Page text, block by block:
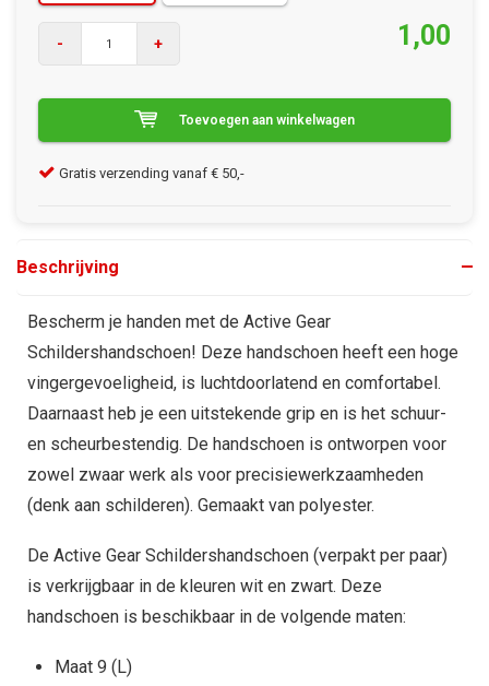
- + 1,00
Toevoegen aan winkelwagen
Gratis verzending vanaf € 50,-
Beschrijving
Bescherm je handen met de Active Gear
Schildershandschoen! Deze handschoen heeft een hoge
vingergevoeligheid, is luchtdoorlatend en comfortabel.
Daarnaast heb je een uitstekende grip en is het schuur-
en scheurbestendig. De handschoen is ontworpen voor
zowel zwaar werk als voor precisiewerkzaamheden
(denk aan schilderen). Gemaakt van polyester.
De Active Gear Schildershandschoen (verpakt per paar)
is verkrijgbaar in de kleuren wit en zwart. Deze
handschoen is beschikbaar in de volgende maten:
Maat 9 (L)